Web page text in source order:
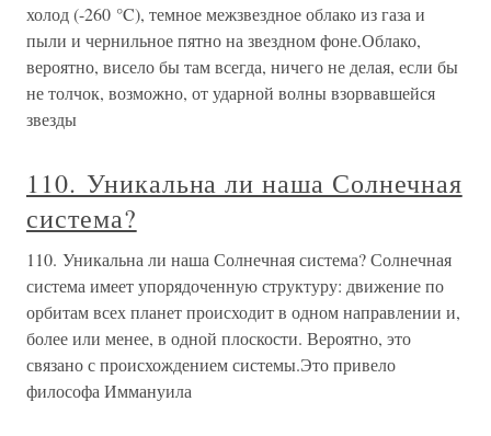
холод (-260 °C), темное межзвездное облако из газа и
пыли и чернильное пятно на звездном фоне.Облако,
вероятно, висело бы там всегда, ничего не делая, если бы
не толчок, возможно, от ударной волны взорвавшейся
звезды
110. Уникальна ли наша Солнечная
система?
110. Уникальна ли наша Солнечная система? Солнечная
система имеет упорядоченную структуру: движение по
орбитам всех планет происходит в одном направлении и,
более или менее, в одной плоскости. Вероятно, это
связано с происхождением системы.Это привело
философа Иммануила